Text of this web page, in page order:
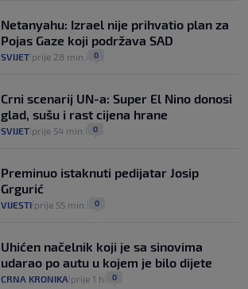
Netanyahu: Izrael nije prihvatio plan za
Pojas Gaze koji podržava SAD
SVIJET prije 28 min. 0
Crni scenarij UN-a: Super El Nino donosi
glad, sušu i rast cijena hrane
SVIJET prije 54 min. 0
Preminuo istaknuti pedijatar Josip
Grgurić
VIJESTI prije 55 min. 0
Uhićen načelnik koji je sa sinovima
udarao po autu u kojem je bilo dijete
CRNA KRONIKA prije 1 h 0